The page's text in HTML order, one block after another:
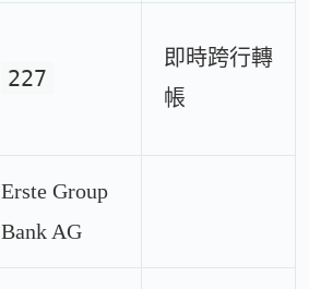
227
即時跨行轉
帳
Erste Group
Bank AG